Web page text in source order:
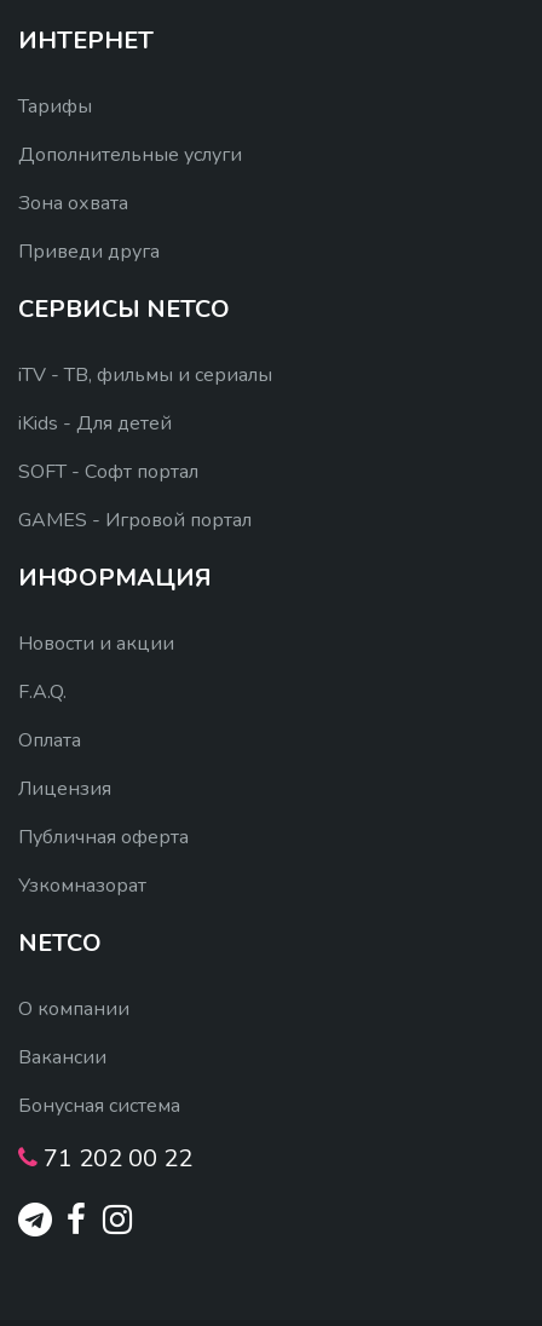
ИНТЕРНЕТ
Тарифы
Дополнительные услуги
Зона охвата
Приведи друга
СЕРВИСЫ NETCO
iTV - ТВ, фильмы и сериалы
iKids - Для детей
SOFT - Софт портал
GAMES - Игровой портал
ИНФОРМАЦИЯ
Новости и акции
F.A.Q.
Оплата
Лицензия
Публичная оферта
Узкомназорат
NETCO
О компании
Вакансии
Бонусная система
71 202 00 22